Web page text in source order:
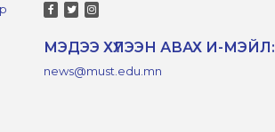
МЭДЭЭ ХҮЛЭЭН АВАХ И-МЭЙЛ:
news@must.edu.mn